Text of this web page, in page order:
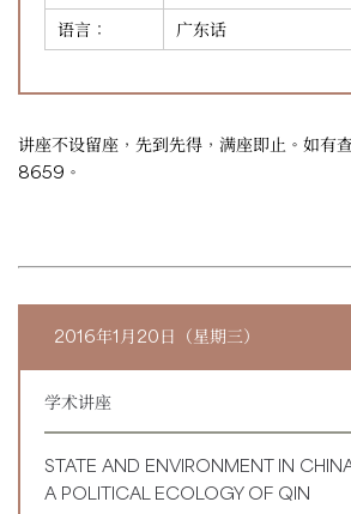
语言：
广东话
讲座不设留座，先到先得，满座即止。如有
8659。
2016年1月20日（星期三）
学术讲座
STATE AND ENVIRONMENT IN
A POLITICAL ECOLOGY OF QIN